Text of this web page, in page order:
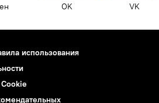
OK VK
использования